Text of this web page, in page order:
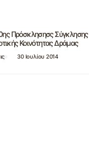
Πρόσκλησησς Σύγκλησης
Κοινότητας Δράμας
30 Ιουλίου 2014